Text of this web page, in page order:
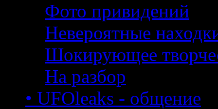
Фото привидений
Невероятные
Шокирующее
На разбор
• UFOleaks - общение